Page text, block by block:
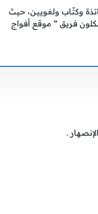
وكتّاب ولغويين، حيث
فريق ” موقع أفواج